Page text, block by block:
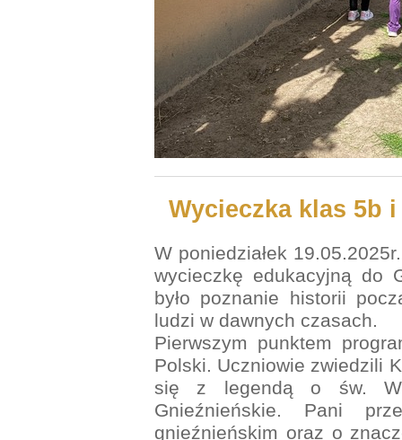
Wycieczka klas 5b
W poniedziałek
wycieczkę edukacyjną do
było poznanie historii
ludzi w dawnych czasach.
Pierwszym punktem
Polski. Uczniowie zwiedzili
się z legendą o św.
Gnieźnieńskie. Pani
gnieźnieńskim oraz o